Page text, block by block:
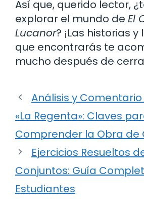
Así que, querido lector,
explorar el mundo de El
Lucanor? ¡Las historias
que encontrarás te
mucho después de
Análisis y
«La Regenta»: Claves
Comprender la Obra de
Ejercicios Resueltos
Conjuntos: Guía
Estudiantes